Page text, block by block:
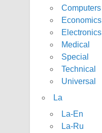
Computers
Economics
Electronics
Medical
Special
Technical
Universal
La
La-En
La-Ru